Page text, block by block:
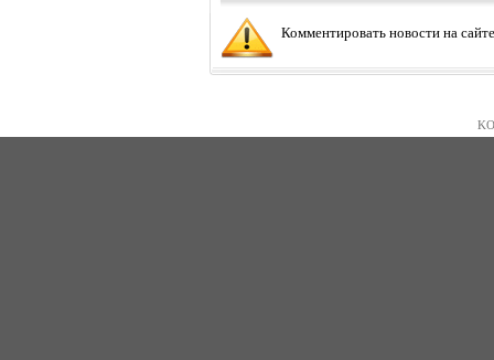
Комментировать новости на